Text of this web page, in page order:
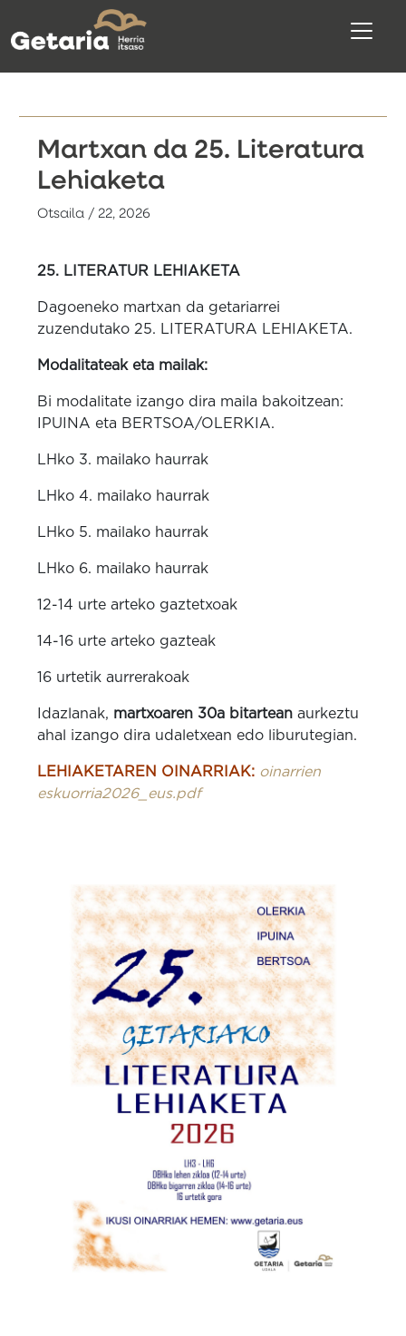
Martxan da 25. Literatura
Lehiaketa
Otsaila / 22, 2026
25. LITERATUR LEHIAKETA
Dagoeneko martxan da getariarrei
zuzendutako 25. LITERATURA LEHIAKETA.
Modalitateak eta mailak:
Bi modalitate izango dira maila bakoitzean:
IPUINA eta BERTSOA/OLERKIA.
LHko 3. mailako haurrak
LHko 4. mailako haurrak
LHko 5. mailako haurrak
LHko 6. mailako haurrak
12-14 urte arteko gaztetxoak
14-16 urte arteko gazteak
16 urtetik aurrerakoak
Idazlanak, martxoaren 30a bitarteanaurkeztu
ahal izango dira udaletxean edo liburutegian.
LEHIAKETAREN OINARRIAK: oinarrien
eskuorria2026_eus.pdf